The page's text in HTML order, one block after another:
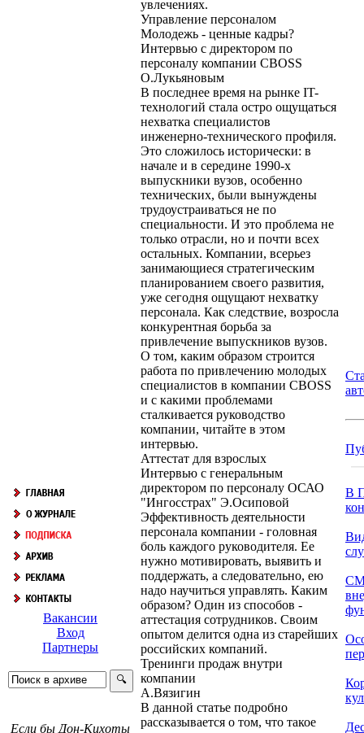
Вакансии
Вход
Партнеры
Если бы Дон-Кихоты
увлечениях.
Управление персоналом
Молодежь - ценные кадры?
Интервью с директором по
персоналу компании CBOSS
О.Лукьяновым
В последнее время на рынке IT-
технологий стала остро ощущаться
нехватка специалистов
инженерно-технического профиля.
Это сложилось исторически: в
начале и в середине 1990-х
выпускники вузов, особенно
технических, были вынуждены
трудоустраиваться не по
специальности. И это проблема не
только отрасли, но и почти всех
остальных. Компании, всерьез
занимающиеся стратегическим
планированием своего развития,
уже сегодня ощущают нехватку
персонала. Как следствие, возросла
конкурентная борьба за
привлечение выпускников вузов.
О том, каким образом строится
работа по привлечению молодых
специалистов в компании CBOSS
и с какими проблемами
сталкивается руководство
компании, читайте в этом
интервью.
Аттестат для взрослых
Интервью с генеральным
директором по персоналу ОСАО
"Ингосстрах" Э.Осиповой
Эффективность деятельности
персонала компании - головная
боль каждого руководителя. Ее
нужно мотивировать, выявить и
поддержать, а следовательно, ею
надо научиться управлять. Каким
образом? Один из способов -
аттестация сотрудников. Своим
опытом делится одна из старейших
российских компаний.
Тренинги продаж внутри
компании
А.Вязигин
В данной статье подробно
рассказывается о том, что такое
В